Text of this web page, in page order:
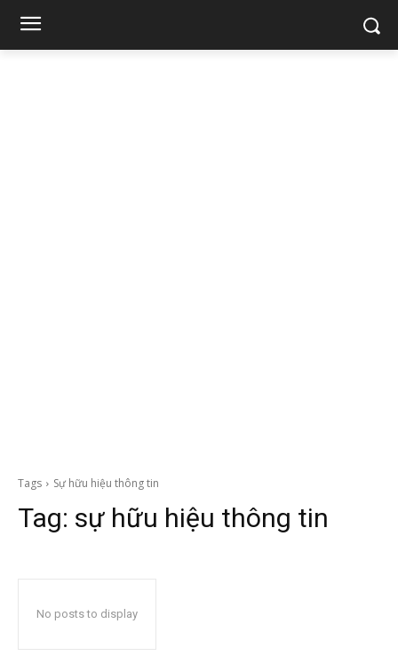
Tags Sự hữu hiệu thông tin
Tag: sự hữu hiệu thông tin
No posts to display